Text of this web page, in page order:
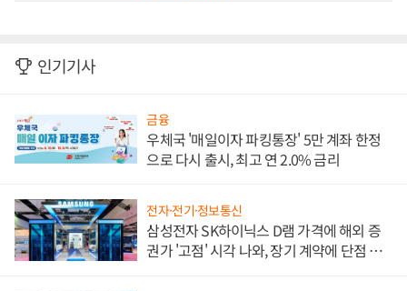
인기기사
금융
우체국 '매일이자 파킹통장' 5만 계좌 한정
으로 다시 출시, 최고 연 2.0% 금리
전자·전기·정보통신
삼성전자 SK하이닉스 D램 가격에 해외 증
권가 '고점' 시각 나와, 장기 계약에 단점 부